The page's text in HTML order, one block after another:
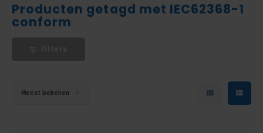
Nederlands
Producten getagd met IEC62368-1
conform
Meest bekeken